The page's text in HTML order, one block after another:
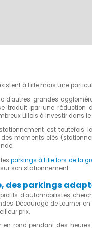
à Lille mais une
d'autres grandes
traduit par une réduction
Lillois à investir dans
est
moments clés
parkings à Lille lors de la
son stationnement.
des parkings
d'automobilistes
Découragé de tourner
prix.
en rond pendant des